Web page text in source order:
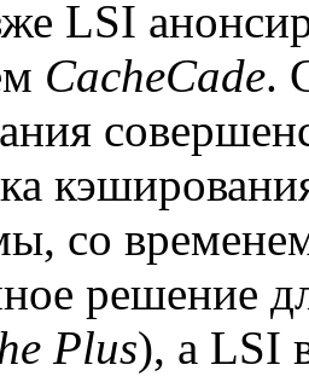
LSI
CacheCade.
со
решение
Plus), а LSI